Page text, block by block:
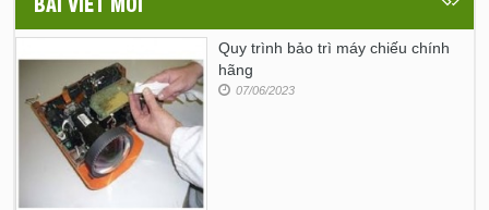
Quy trình bảo trì máy chiếu chính
hãng
07/06/2023